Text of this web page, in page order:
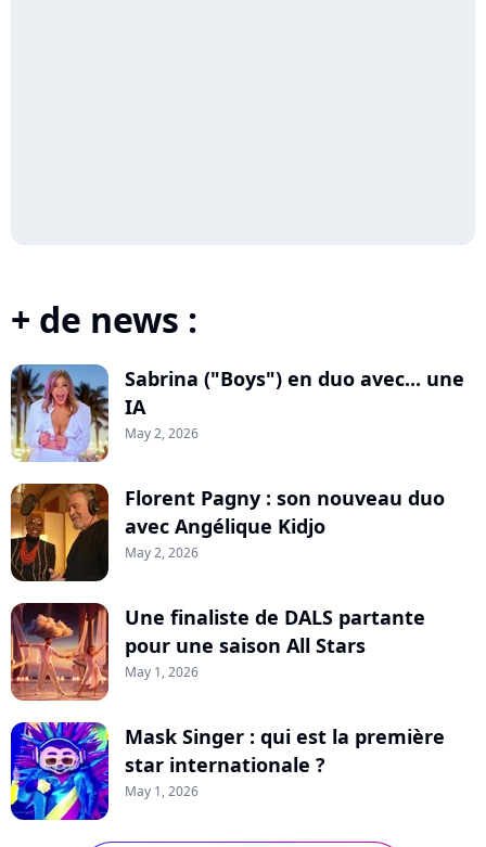
+ de news :
Sabrina ("Boys") en duo avec... une
IA
May 2, 2026
Florent Pagny : son nouveau duo
avec Angélique Kidjo
May 2, 2026
Une finaliste de DALS partante
pour une saison All Stars
May 1, 2026
Mask Singer : qui est la première
star internationale ?
May 1, 2026